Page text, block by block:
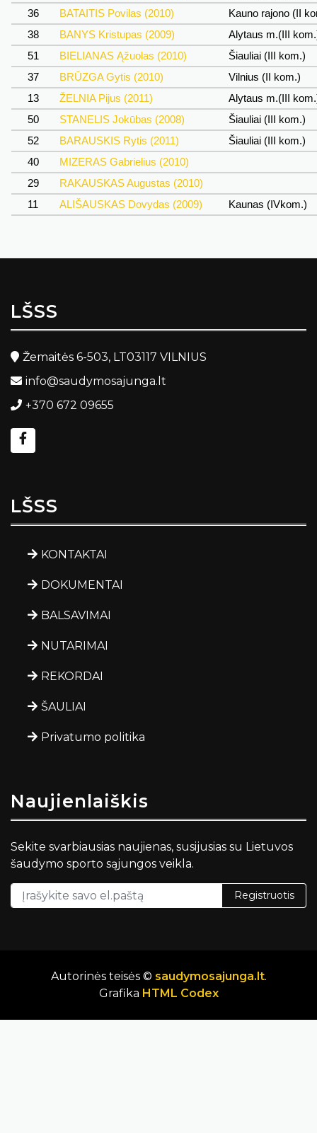
36
BATAITIS Povilas (2010)
Kauno rajono (II
38
BANYS Kristupas (2009)
Alytaus m.(III
51
BIELIANAS Ąžuolas (2010)
Šiauliai (III kom.)
37
BRŪZGA Gytis (2010)
Vilnius (II kom.)
13
ŽELNIA Pijus (2011)
Alytaus m.(III
50
STANELIS Jokūbas (2008)
Šiauliai (III kom.)
52
BARAUSKIS Rytis (2011)
Šiauliai (III kom.)
40
MIZERAS Gabrielius (2010)
29
RAKAUSKAS Augustas (2010)
11
ALIŠAUSKAS Dovydas (2009) Kaunas (IVkom.)
LŠSS
Žemaitės 6-503, LT03117 VILNIUS
info@saudymosajunga.lt
+370 672 09655
LŠSS
KONTAKTAI
DOKUMENTAI
BALSAVIMAI
NUTARIMAI
REKORDAI
ŠAULIAI
Privatumo politika
Naujienlaiškis
Sekite svarbiausias naujienas, susijusias su Lietuvos
šaudymo sporto sąjungos veikla.
Registruotis
Autorinės teisės © saudymosajunga.lt.
Grafika HTML Codex